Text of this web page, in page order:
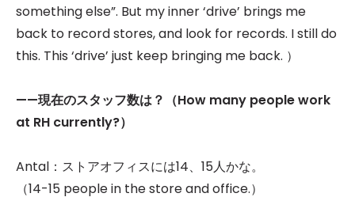
something else”. But my inner ‘drive’ brings me
back to record stores, and look for records. I still do
this. This ‘drive’ just keep bringing me back. ）
——現在のスタッフ数は？（How many people work
at RH currently?）
Antal：ストアオフィスには14、15人かな。
（14-15 people in the store and office.）